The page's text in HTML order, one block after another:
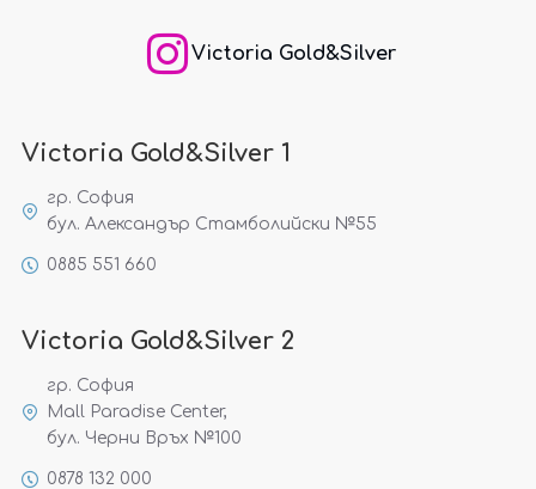
Victoria Gold&Silver
Victoria Gold&Silver 1
гр. София
бул. Александър Стамболийски №55
0885 551 660
Victoria Gold&Silver 2
гр. София
Mall Paradise Center,
бул. Черни Връх №100
0878 132 000